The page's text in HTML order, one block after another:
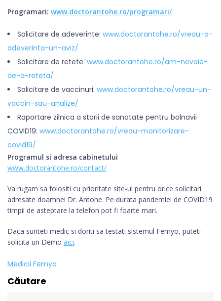
Programari: www.doctorantohe.ro/programari/
Solicitare de adeverinte: www.doctorantohe.ro/vreau-o-
adeverinta-un-aviz/
Solicitare de retete: www.doctorantohe.ro/am-nevoie-
de-o-reteta/
Solicitare de vaccinuri: www.doctorantohe.ro/vreau-un-
vaccin-sau-analize/
Raportare zilnica a starii de sanatate pentru bolnavii
COVID19: www.doctorantohe.ro/vreau-monitorizare-
covid19/
Programul si adresa cabinetului
www.doctorantohe.ro/contact/
Va rugam sa folositi cu prioritate site-ul pentru orice solicitari
adresate doamnei Dr. Antohe. Pe durata pandemiei de COVID19
timpii de asteptare la telefon pot fi foarte mari.
Daca sunteti medic si doriti sa testati sistemul Femyo, puteti
solicita un Demo aici.
Medicii Femyo
Căutare